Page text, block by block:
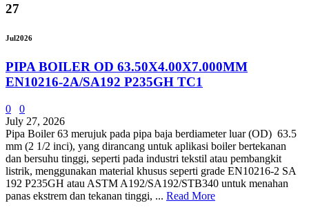
27
Jul2026
PIPA BOILER OD 63.50X4.00X7.000MM
EN10216-2A/SA192 P235GH TC1
0
0
July 27, 2026
Pipa Boiler 63 merujuk pada pipa baja berdiameter luar (OD) 63.5
mm (2 1/2 inci), yang dirancang untuk aplikasi boiler bertekanan
dan bersuhu tinggi, seperti pada industri tekstil atau pembangkit
listrik, menggunakan material khusus seperti grade EN10216-2 SA
192 P235GH atau ASTM A192/SA192/STB340 untuk menahan
panas ekstrem dan tekanan tinggi, ... Read More